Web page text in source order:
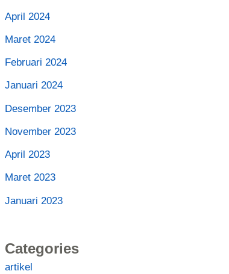
April 2024
Maret 2024
Februari 2024
Januari 2024
Desember 2023
November 2023
April 2023
Maret 2023
Januari 2023
Categories
artikel